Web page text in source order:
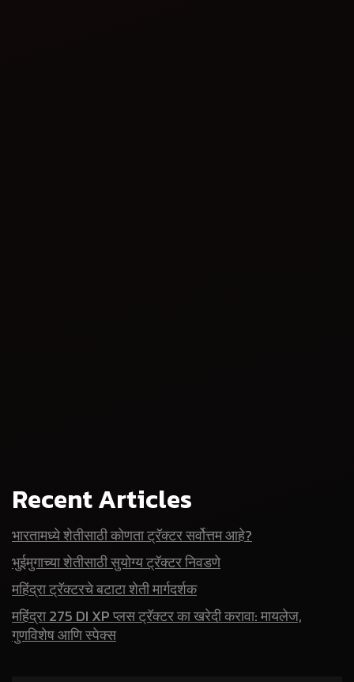
Recent Articles
भारतामध्ये शेतीसाठी कोणता ट्रॅक्टर सर्वोत्तम आहे?
भुईमुगाच्या शेतीसाठी सुयोग्य ट्रॅक्टर निवडणे
महिंद्रा ट्रॅक्टरचे बटाटा शेती मार्गदर्शक
महिंद्रा 275 DI XP प्लस ट्रॅक्टर का खरेदी करावा: मायलेज,
गुणविशेष आणि स्पेक्स